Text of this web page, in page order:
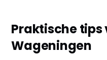
Praktische tips
Wageningen